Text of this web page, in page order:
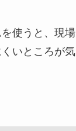
使うと、現
いところが